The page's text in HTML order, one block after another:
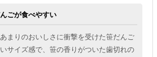
ごが食べやすい
まりのおいしさに衝撃を受けた笹だんご
サイズ感で、笹の香りがついた歯切れの